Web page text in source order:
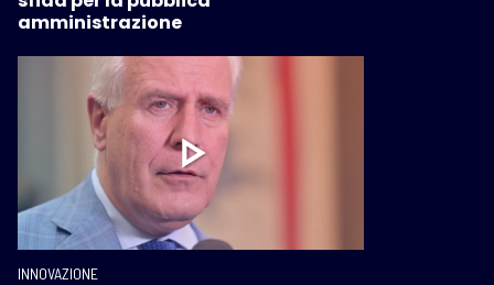
amministrazione
INNOVAZIONE